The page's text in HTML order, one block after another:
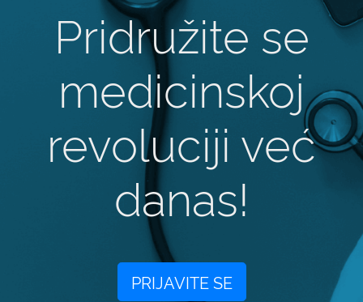
Pridružite se
medicinskoj
revoluciji već
danas!
PRIJAVITE SE